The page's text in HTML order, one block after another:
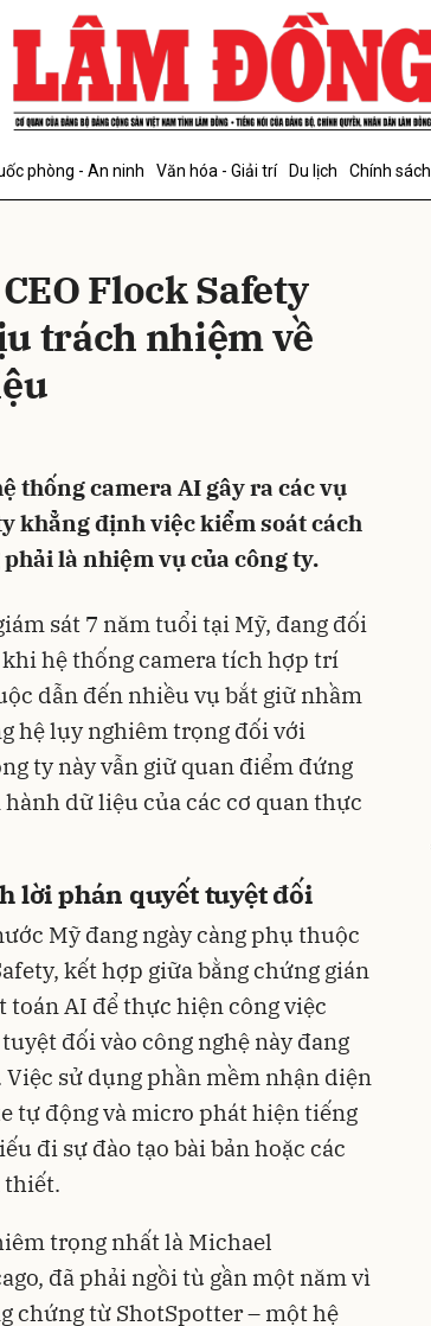
phòng - An ninh Văn hóa - Giải trí Du lịch Chính sách
Flock Safety
trách nhiệm về
thống camera AI gây ra các vụ
khẳng định việc kiểm soát cách
là nhiệm vụ của công ty.
sát 7 năm tuổi tại Mỹ, đang đối
hệ thống camera tích hợp trí
dẫn đến nhiều vụ bắt giữ nhầm
hệ lụy nghiêm trọng đối với
ty này vẫn giữ quan điểm đứng
dữ liệu của các cơ quan thực
lời phán quyết tuyệt đối
Mỹ đang ngày càng phụ thuộc
kết hợp giữa bằng chứng gián
AI để thực hiện công việc
đối vào công nghệ này đang
sử dụng phần mềm nhận diện
tự động và micro phát hiện tiếng
đi sự đào tạo bài bản hoặc các
thiết.
trọng nhất là Michael
đã phải ngồi tù gần một năm vì
chứng từ ShotSpotter – một hệ
luận